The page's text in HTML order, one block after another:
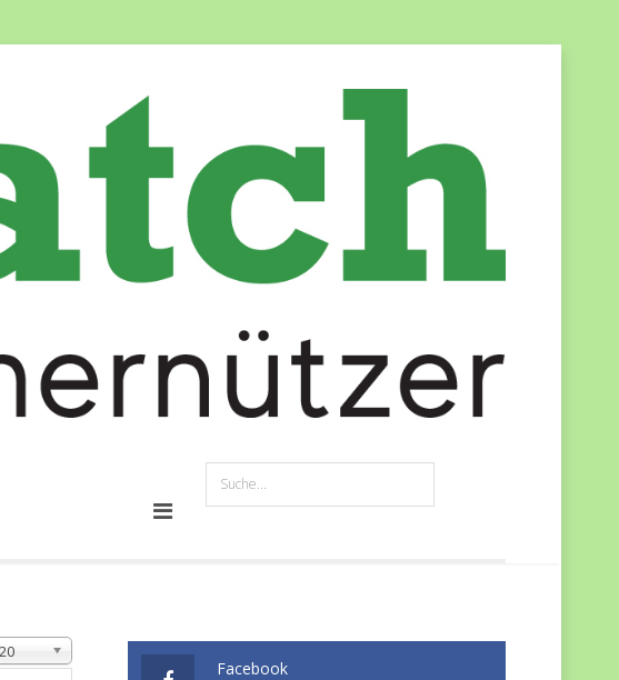
20
Facebook